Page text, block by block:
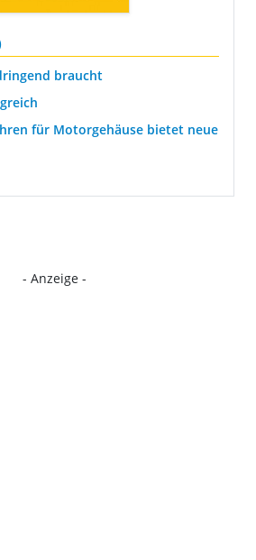
braucht
für Motorgehäuse bietet neue
- Anzeige -